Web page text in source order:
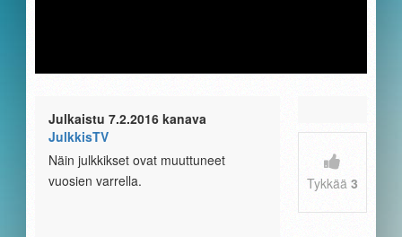
Julkaistu 7.2.2016 kanava
JulkkisTV
Näin julkkikset ovat muuttuneet
vuosien varrella.
Tykkää 3